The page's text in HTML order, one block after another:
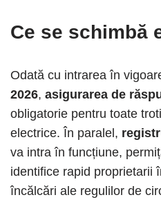
Ce se schimbă
Odată cu intrarea în
2026, asigurarea de
obligatorie pentru toate
electrice. În paralel,
va intra în funcțiune,
identifice rapid proprietarii
încălcări ale regulilor de